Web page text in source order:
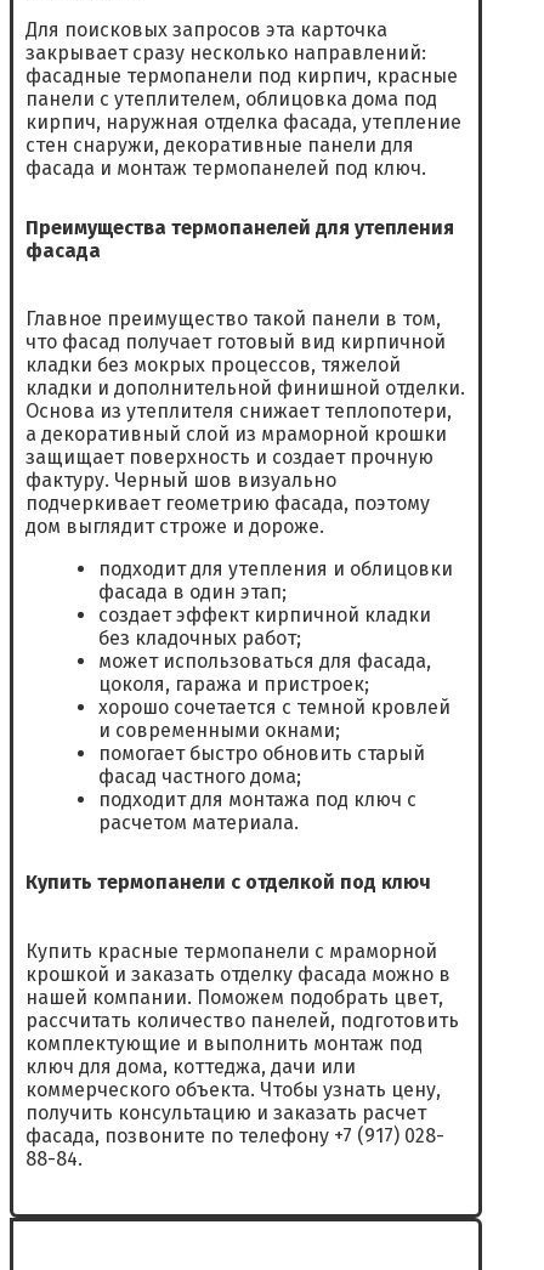
Для поисковых запросов эта карточка
закрывает сразу несколько направлений:
фасадные термопанели под кирпич, красные
панели с утеплителем, облицовка дома под
кирпич, наружная отделка фасада, утепление
стен снаружи, декоративные панели для
фасада и монтаж термопанелей под ключ.
Преимущества термопанелей для утепления
фасада
Главное преимущество такой панели в том,
что фасад получает готовый вид кирпичной
кладки без мокрых процессов, тяжелой
кладки и дополнительной финишной отделки.
Основа из утеплителя снижает теплопотери,
а декоративный слой из мраморной крошки
защищает поверхность и создает прочную
фактуру. Черный шов визуально
подчеркивает геометрию фасада, поэтому
дом выглядит строже и дороже.
подходит для утепления и облицовки
фасада в один этап;
создает эффект кирпичной кладки
без кладочных работ;
может использоваться для фасада,
цоколя, гаража и пристроек;
хорошо сочетается с темной кровлей
и современными окнами;
помогает быстро обновить старый
фасад частного дома;
подходит для монтажа под ключ с
расчетом материала.
Купить термопанели с отделкой под ключ
Купить красные термопанели с мраморной
крошкой и заказать отделку фасада можно в
нашей компании. Поможем подобрать цвет,
рассчитать количество панелей, подготовить
комплектующие и выполнить монтаж под
ключ для дома, коттеджа, дачи или
коммерческого объекта. Чтобы узнать цену,
получить консультацию и заказать расчет
фасада, позвоните по телефону +7 (917) 028-
88-84.